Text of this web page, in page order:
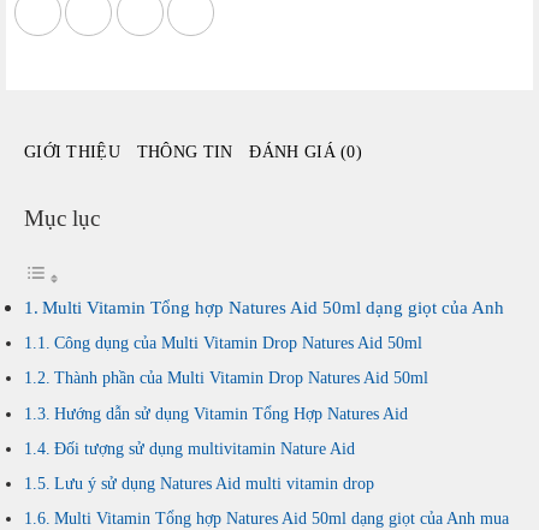
50ml
sốGIỚI THIỆU THÔNG TIN ĐÁNH GIÁ (0)
Mục lục
Multi Vitamin Tổng hợp Natures Aid 50ml dạng giọt của Anh
Công dụng của Multi Vitamin Drop Natures Aid 50ml
Thành phần của Multi Vitamin Drop Natures Aid 50ml
Hướng dẫn sử dụng Vitamin Tổng Hợp Natures Aid
Đối tượng sử dụng multivitamin Nature Aid
Lưu ý sử dụng Natures Aid multi vitamin drop
Multi Vitamin Tổng hợp Natures Aid 50ml dạng giọt của Anh mua